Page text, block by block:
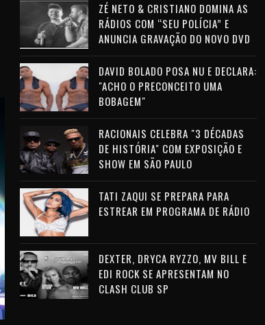
ZÉ NETO & CRISTIANO DOMINA AS
RÁDIOS COM “SEU POLÍCIA” E
ANUNCIA GRAVAÇÃO DO NOVO DVD
DAVID BOLADO POSA NU E DECLARA:
"ACHO O PRECONCEITO UMA
BOBAGEM"
RACIONAIS CELEBRA "3 DÉCADAS
DE HISTÓRIA" COM EXPOSIÇÃO E
SHOW EM SÃO PAULO
TATI ZAQUI SE PREPARA PARA
ESTREAR EM PROGRAMA DE RÁDIO
DEXTER, DRYCA RYZZO, MV BILL E
EDI ROCK SE APRESENTAM NO
CLASH CLUB SP